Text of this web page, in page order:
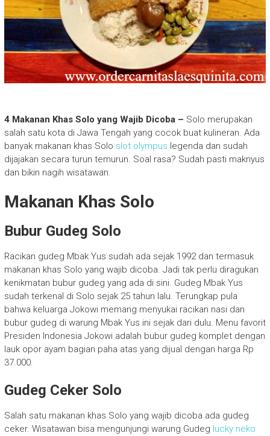
4 Makanan Khas Solo yang Wajib Dicoba – Solo merupakan
salah satu kota di Jawa Tengah yang cocok buat kulineran. Ada
banyak makanan khas Solo slot olympus legenda dan sudah
dijajakan secara turun temurun. Soal rasa? Sudah pasti maknyus
dan bikin nagih wisatawan.
Makanan Khas Solo
Bubur Gudeg Solo
Racikan gudeg Mbak Yus sudah ada sejak 1992 dan termasuk
makanan khas Solo yang wajib dicoba. Jadi tak perlu diragukan
kenikmatan bubur gudeg yang ada di sini. Gudeg Mbak Yus
sudah terkenal di Solo sejak 25 tahun lalu. Terungkap pula
bahwa keluarga Jokowi memang menyukai racikan nasi dan
bubur gudeg di warung Mbak Yus ini sejak dari dulu. Menu favorit
Presiden Indonesia Jokowi adalah bubur gudeg komplet dengan
lauk opor ayam bagian paha atas yang dijual dengan harga Rp
37.000.
Gudeg Ceker Solo
Salah satu makanan khas Solo yang wajib dicoba ada gudeg
ceker. Wisatawan bisa mengunjungi warung Gudeg lucky neko